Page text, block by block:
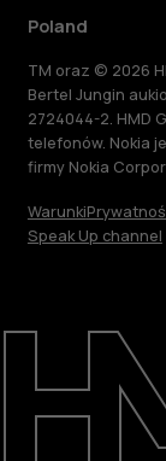
Naprawa i
Wsparcie
Poland
TM oraz © 2026
Bertel Jungin
2724044-2. HMD
telefonów. Nokia
firmy Nokia
Warunki
Speak Up channel